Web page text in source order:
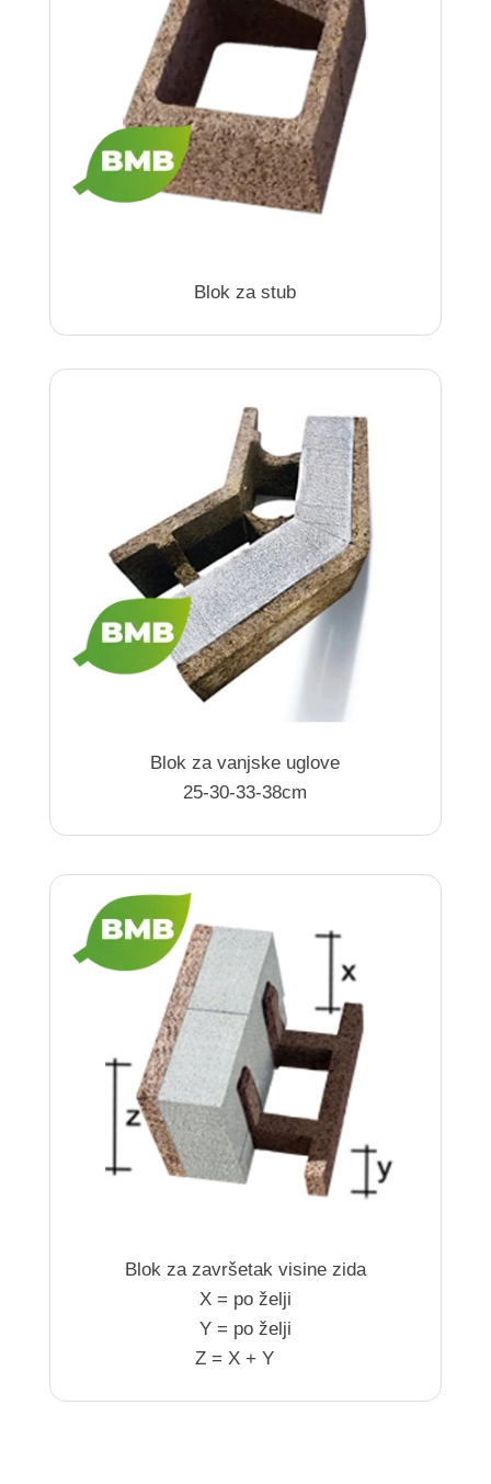
Blok za stub
Blok za vanjske uglove
25-30-33-38cm
Blok za završetak visine zida
X = po želji
Y = po želji
Z = X + Y